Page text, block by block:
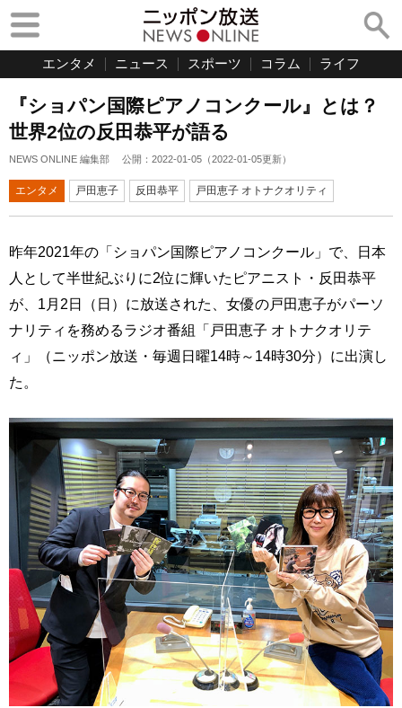
エンタメ ニュース スポーツ コラム ライフ
『ショパン国際ピアノコンクール』とは？
世界2位の反田恭平が語る
NEWS ONLINE 編集部 公開： 2022-01-05 （2022-01-05更新）
エンタメ 戸田恵子 反田恭平 戸田恵子 オトナクオリティ
昨年2021年の「ショパン国際ピアノコンクール」で、日本
人として半世紀ぶりに2位に輝いたピアニスト・反田恭平
が、1月2日（日）に放送された、女優の戸田恵子がパーソ
ナリティを務めるラジオ番組「戸田恵子 オトナクオリテ
ィ」（ニッポン放送・毎週日曜14時～14時30分）に出演し
た。